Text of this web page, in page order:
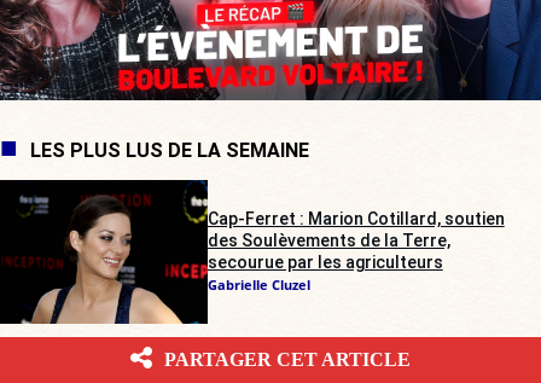
LES PLUS LUS DE LA SEMAINE
Cap-Ferret : Marion Cotillard, soutien
des Soulèvements de la Terre,
secourue par les agriculteurs
Gabrielle Cluzel
Rave-party illégale dans les Deux-
PARTAGER CET ARTICLE